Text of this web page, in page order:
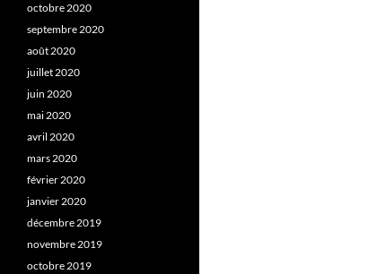
octobre 2020
septembre 2020
août 2020
juillet 2020
juin 2020
mai 2020
avril 2020
mars 2020
février 2020
janvier 2020
décembre 2019
novembre 2019
octobre 2019